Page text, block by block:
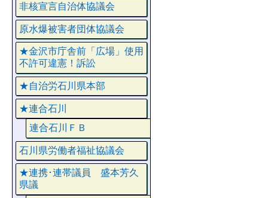
非核宣言自治体協議会
原水爆被害者団体協議会
★金沢市庁舎前「広場」使用
不許可違憲！訴訟
★自治労石川県本部
★連合石川
連合石川ＦＢ
石川県労働者福祉協議会
★連携･連帯議員 盛本芳久
県議